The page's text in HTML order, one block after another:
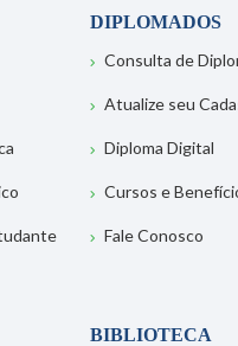
DIPLOMADOS
Consulta de
Atualize seu
Diploma Digital
Cursos e
Fale Conosco
BIBLIOTECA